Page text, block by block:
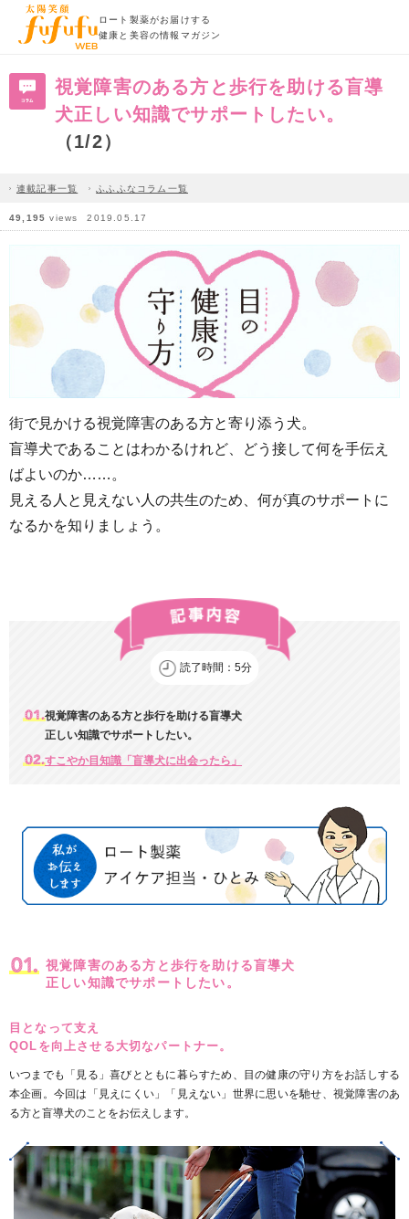
ロート製薬がお届けする
健康と美容の情報マガジン
視覚障害のある方と歩行を助ける盲導
犬正しい知識でサポートしたい。
（1/2）
連載記事一覧 ふふふなコラム一覧
49,195 views 2019.05.17
街で見かける視覚障害のある方と寄り添う犬。
盲導犬であることはわかるけれど、どう接して何を手伝え
ばよいのか……。
見える人と見えない人の共生のため、何が真のサポートに
なるかを知りましょう。
視覚障害のある方と歩行を助ける盲導犬
正しい知識でサポートしたい。
すこやか目知識「盲導犬に出会ったら」
読了時間：5分
視覚障害のある方と歩行を助ける盲導犬
正しい知識でサポートしたい。
目となって支え
QOLを向上させる大切なパートナー。
いつまでも「見る」喜びとともに暮らすため、目の健康の守り方をお話しする
本企画。今回は「見えにくい」「見えない」世界に思いを馳せ、視覚障害のあ
る方と盲導犬のことをお伝えします。